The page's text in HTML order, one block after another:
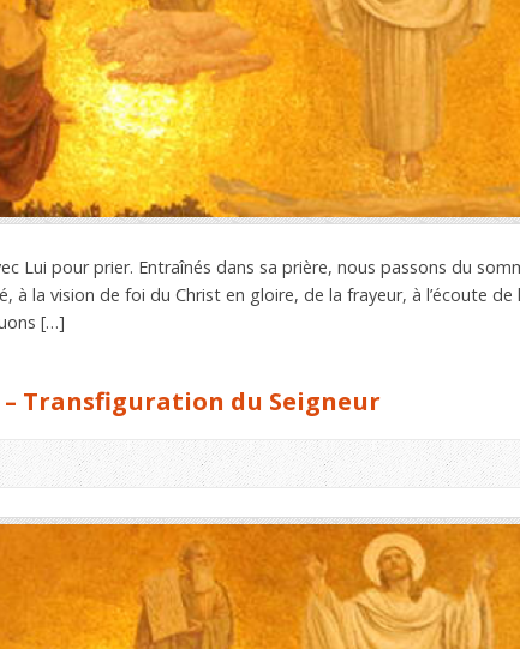
Lui pour prier. Entraînés dans sa prière, nous passons du
à la vision de foi du Christ en gloire, de la frayeur, à l’écoute
[…]
– Transfiguration du Seigneur